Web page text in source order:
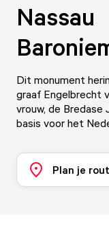
Nassau
Dit monument
graaf Engelbrecht
vrouw, de Bredase
basis voor het
Plan je